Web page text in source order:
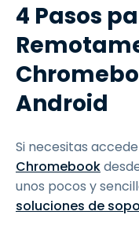
4 Pasos
Android
Si necesitas
Chromebook
unos pocos y
soluciones de